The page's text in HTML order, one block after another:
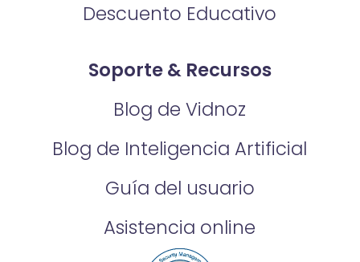
Descuento Educativo
Soporte & Recursos
Blog de Vidnoz
Blog de Inteligencia Artificial
Guía del usuario
Asistencia online